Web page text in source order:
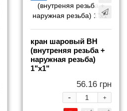
кран шаровый ВН
(внутреняя резьба +
наружная резьба)
1"х1"
56.16 грн
+
-